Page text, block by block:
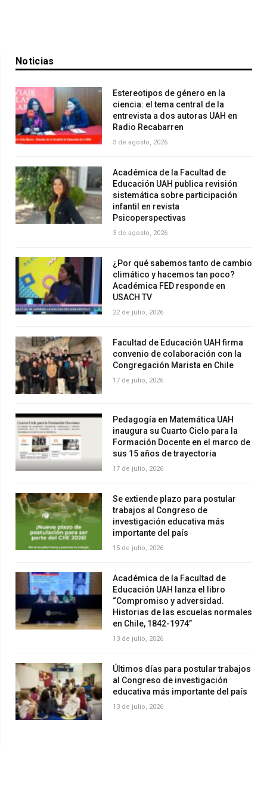
Noticias
Estereotipos de género en la
ciencia: el tema central de la
entrevista a dos autoras UAH en
Radio Recabarren
3 de agosto, 2026
Académica de la Facultad de
Educación UAH publica revisión
sistemática sobre participación
infantil en revista
Psicoperspectivas
3 de agosto, 2026
¿Por qué sabemos tanto de cambio
climático y hacemos tan poco?
Académica FED responde en
USACH TV
22 de julio, 2026
Facultad de Educación UAH firma
convenio de colaboración con la
Congregación Marista en Chile
17 de julio, 2026
Pedagogía en Matemática UAH
inaugura su Cuarto Ciclo para la
Formación Docente en el marco de
sus 15 años de trayectoria
17 de julio, 2026
Se extiende plazo para postular
trabajos al Congreso de
investigación educativa más
importante del país
15 de julio, 2026
Académica de la Facultad de
Educación UAH lanza el libro
“Compromiso y adversidad.
Historias de las escuelas normales
en Chile, 1842-1974”
13 de julio, 2026
Últimos días para postular trabajos
al Congreso de investigación
educativa más importante del país
13 de julio, 2026